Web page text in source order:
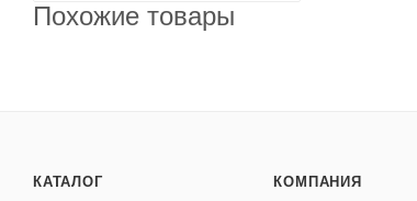
Похожие товары
КАТАЛОГ КОМПАНИЯ